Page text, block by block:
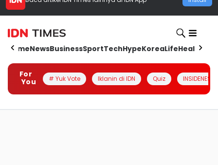
HomeNewsBusinessSportTechHypeKoreaLifeHealth
For
You
# Yuk Vote Iklanin di IDN Quiz INSIDENESIA